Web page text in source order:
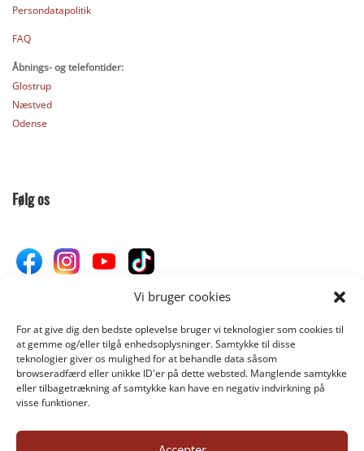
Vi bruger cookies
For at give dig den bedste oplevelse bruger vi teknologier som cookies til
at gemme og/eller tilgå enhedsoplysninger. Samtykke til disse
teknologier giver os mulighed for at behandle data såsom
browseradfærd eller unikke ID'er på dette websted. Manglende samtykke
eller tilbagetrækning af samtykke kan have en negativ indvirkning på
visse funktioner.
Persondatapolitik
FAQ
Åbnings- og telefontider:
Glostrup
Næstved
Odense
Følg os
Donér til Inges Kattehjem
DONÉR